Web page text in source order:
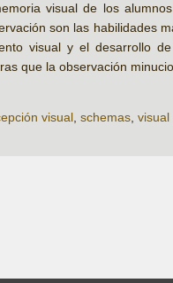
visual de los
son las habilidades
visual y el desarrollo
que la observación
visual, schemas, visual